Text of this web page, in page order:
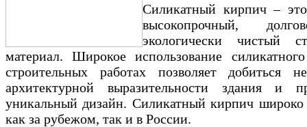
Силикатный кирпич –
высокопрочный,
экологически чистый
материал. Широкое использование
строительных работах позволяет добиться
архитектурной выразительности здания и
уникальный дизайн. Силикатный кирпич широко
как за рубежом, так и в России.